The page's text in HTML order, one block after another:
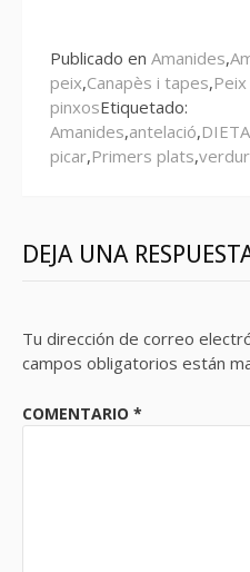
Publicado en Amanides,
peix,Canapès i tapes,
pinxosEtiquetado:
Amanides,antelació,DIETA
picar,Primers plats,
DEJA UNA
Tu dirección de correo
campos obligatorios están
COMENTARIO *